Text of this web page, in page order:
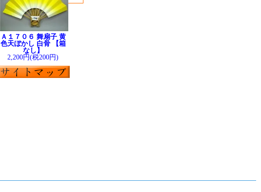
Ａ１７０６ 舞扇子 黄
色天ぼかし 白骨 【箱
なし】
2,200円(税200円)